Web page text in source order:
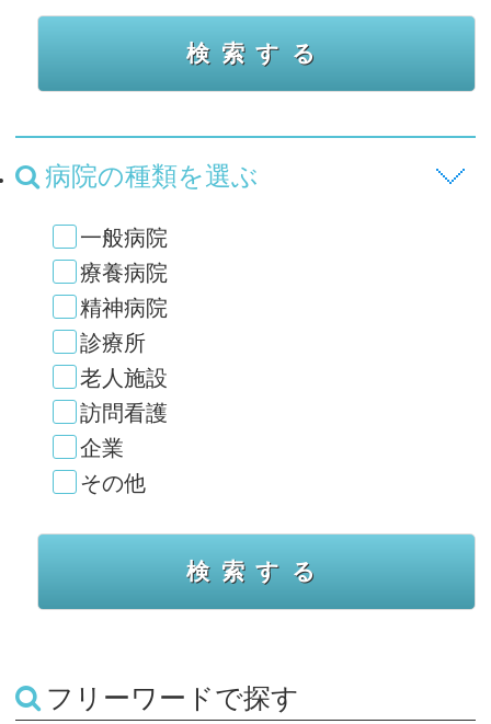
病院の種類を選ぶ
一般病院
療養病院
精神病院
診療所
老人施設
訪問看護
企業
その他
フリーワードで探す